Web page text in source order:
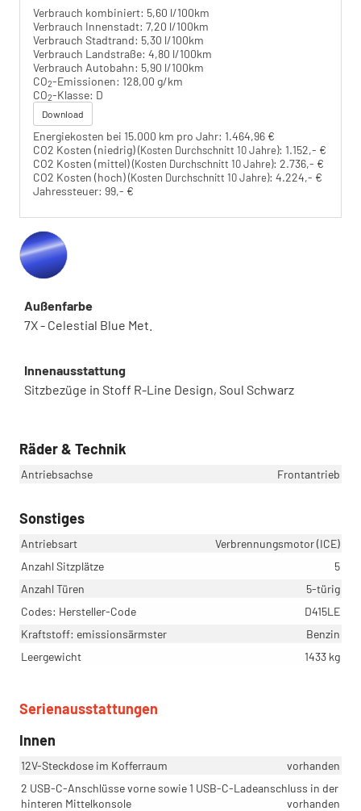
Verbrauch kombiniert: 5,60 l/100km
Verbrauch Innenstadt: 7,20 l/100km
Verbrauch Stadtrand: 5,30 l/100km
Verbrauch Landstraße: 4,80 l/100km
Verbrauch Autobahn: 5,90 l/100km
CO2-Emissionen: 128,00 g/km
CO2-Klasse: D
Download
Energiekosten bei 15.000 km pro Jahr: 1.464,96 €
CO2 Kosten (niedrig)(Kosten Durchschnitt 10 Jahre): 1.152,- €
CO2 Kosten (mittel)(Kosten Durchschnitt 10 Jahre): 2.736,- €
CO2 Kosten (hoch)(Kosten Durchschnitt 10 Jahre): 4.224,- €
Jahressteuer: 99,- €
Außenfarbe
7X - Celestial Blue Met.
Innenausstattung
Sitzbezüge in Stoff R-Line Design, Soul Schwarz
Räder & Technik
Antriebsachse Frontantrieb
Sonstiges
Antriebsart
Verbrennungsmotor (ICE)
Anzahl Sitzplätze
5
Anzahl Türen
5-türig
Codes: Hersteller-Code
D415LE
Kraftstoff: emissionsärmster
Benzin
Leergewicht
1433 kg
Serienausstattungen
Innen
12V-Steckdose im Kofferraum
vorhanden
2 USB-C-Anschlüsse vorne sowie 1 USB-C-Ladeanschluss in der
hinteren Mittelkonsole
vorhanden